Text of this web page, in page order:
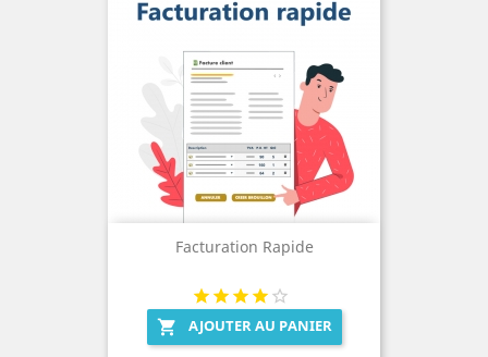
Facturation Rapide
 AJOUTER AU PANIER